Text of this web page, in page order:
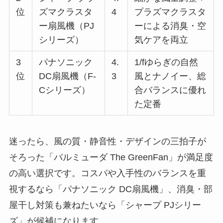
位
ズマクラスタ
ー扇風機（PJ
シリーズ）
4
プラズマクラスタ
ーによる消臭・空
気ケアを両立
3
位
パナソニック
DC扇風機（F-
Cシリーズ）
4.
3
1/fゆらぎの自然
風とナノイー、総
合バランスに優れ
た定番
迷ったら、風の質・静音性・デザインの三拍子が
そろった「バルミューダ The GreenFan」が満足度
の高い選択です。コスパや入手性のバランスを重
視するなら「パナソニック DC扇風機」、消臭・部
屋干し対策も兼ねたいなら「シャープ PJシリー
ズ」が候補になります。